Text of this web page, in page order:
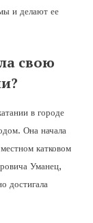
и делают ее
свою
в городе
Она начала
катковом
Уманец,
достигала